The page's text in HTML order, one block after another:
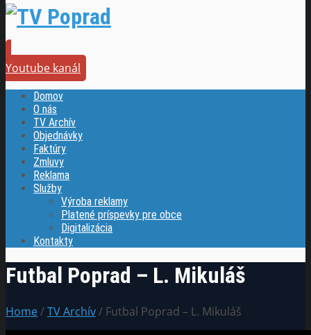
Youtube kanál
Domov
O nás
TV Archív
Objednávky
Faktúry
Zmluvy
Reklama
Služby
Výroba reklamy
Platené príspevky pre obce
Digitalizácia
Kontakty
Futbal Poprad – L. Mikuláš
Home/TV Archív/ Futbal Poprad – L. Mikuláš